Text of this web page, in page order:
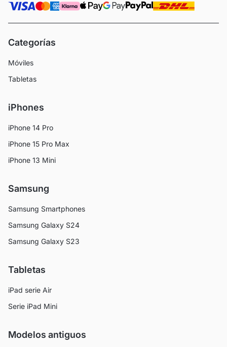
Categorías
Móviles
Tabletas
iPhones
iPhone 14 Pro
iPhone 15 Pro Max
iPhone 13 Mini
Samsung
Samsung Smartphones
Samsung Galaxy S24
Samsung Galaxy S23
Tabletas
iPad serie Air
Serie iPad Mini
Modelos antiguos